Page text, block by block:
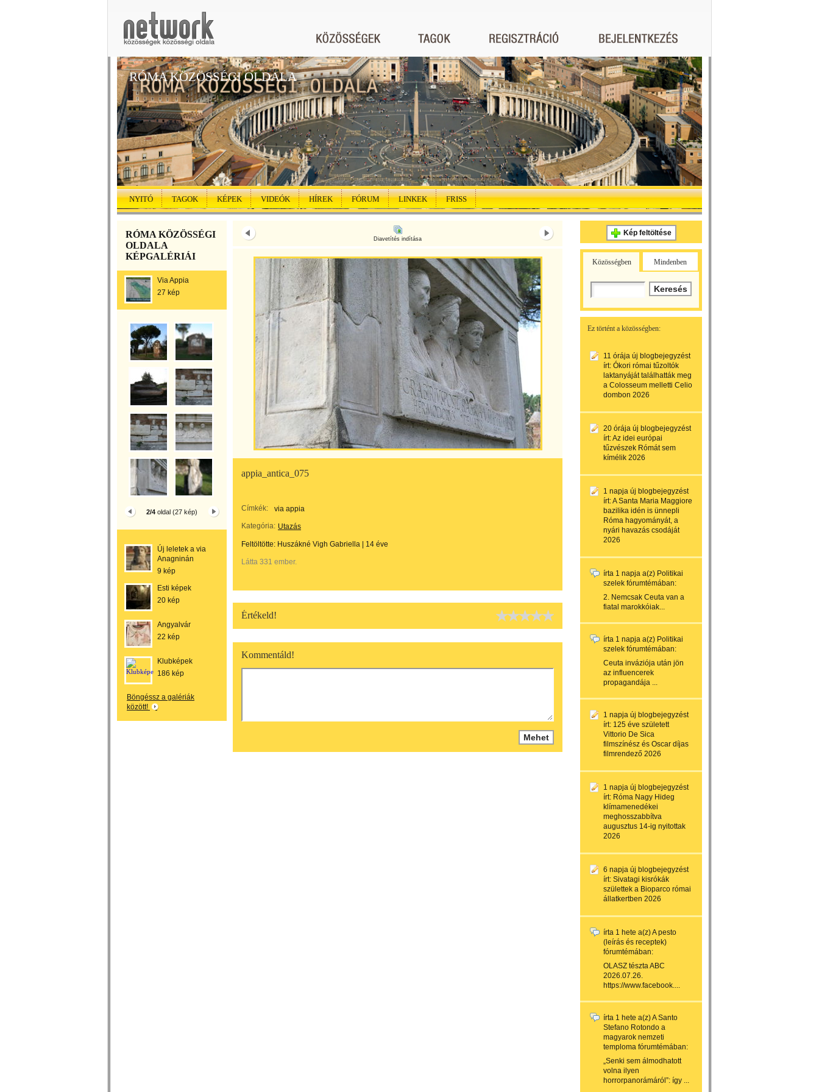
RÓMA KÖZÖSSÉGI OLDALA
NYITÓ TAGOK KÉPEK VIDEÓK HÍREK FÓRUM LINKEK FRISS
RÓMA KÖZÖSSÉGI
OLDALA
KÉPGALÉRIÁI
Via Appia
27 kép
2/4 oldal (27 kép)
Új leletek a via
Anagninán
9 kép
Esti képek
20 kép
Angyalvár
22 kép
Klubképek
186 kép
Böngéssz a galériák
között!
Diavetítés indítása
appia_antica_075
Címkék:
via appia
Kategória: Utazás
Feltöltötte: Huszákné Vigh Gabriella 14 éve
Látta 331 ember.
Értékeld!
Kommentáld!
Kép feltöltése
Közösségben Mindenben
Ez történt a közösségben:
11 órája új blogbejegyzést
írt: Ókori római tűzoltók
laktanyáját találhatták meg
a Colosseum melletti Celio
dombon 2026
20 órája új blogbejegyzést
írt:Az idei európai
tűzvészek Rómát sem
kímélik 2026
1 napja új blogbejegyzést
írt:A Santa Maria Maggiore
bazilika idén is ünnepli
Róma hagyományát, a
nyári havazás csodáját
2026
írta 1 napja a(z) Politikai
szelek fórumtémában:
2. Nemcsak Ceuta van a
fiatal marokkóiak...
írta 1 napja a(z) Politikai
szelek fórumtémában:
Ceuta inváziója után jön
az influencerek
propagandája ...
1 napja új blogbejegyzést
írt: 125 éve született
Vittorio De Sica
filmszínész és Oscar díjas
filmrendező 2026
1 napja új blogbejegyzést
írt: Róma Nagy Hideg
klímamenedékei
meghosszabbítva
augusztus 14-ig nyitottak
2026
6 napja új blogbejegyzést
írt: Sivatagi kisrókák
születtek a Bioparco római
állatkertben 2026
írta 1 hete a(z)A pesto
(leírás és receptek)
fórumtémában:
OLASZ tészta ABC
2026.07.26.
https://www.facebook....
írta 1 hete a(z)A Santo
Stefano Rotondo a
magyarok nemzeti
temploma fórumtémában:
„Senki sem álmodhatott
volna ilyen
horrorpanorámáról”: így ...